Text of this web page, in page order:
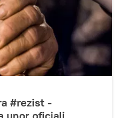
#rezist -